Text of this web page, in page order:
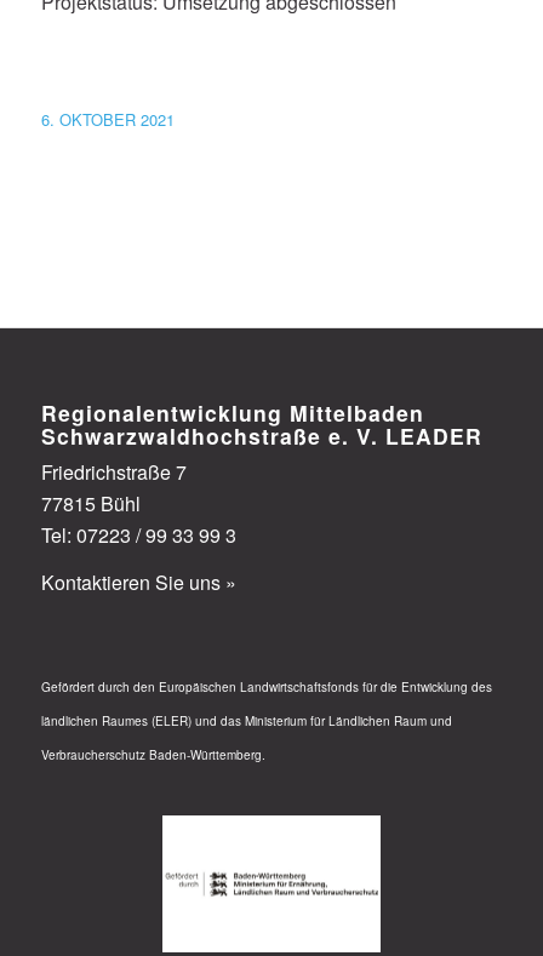
6. OKTOBER 2021
Regionalentwicklung Mittelbaden
Schwarzwaldhoch­straße e. V. LEADER
Friedrichstraße 7
77815 Bühl
Tel: 07223 / 99 33 99 3
Kontaktieren Sie uns »
Gefördert durch den Europäischen Landwirtschaftsfonds für die Entwicklung des
ländlichen Raumes (ELER) und das Ministerium für Ländlichen Raum und
Verbraucherschutz Baden-Württemberg.